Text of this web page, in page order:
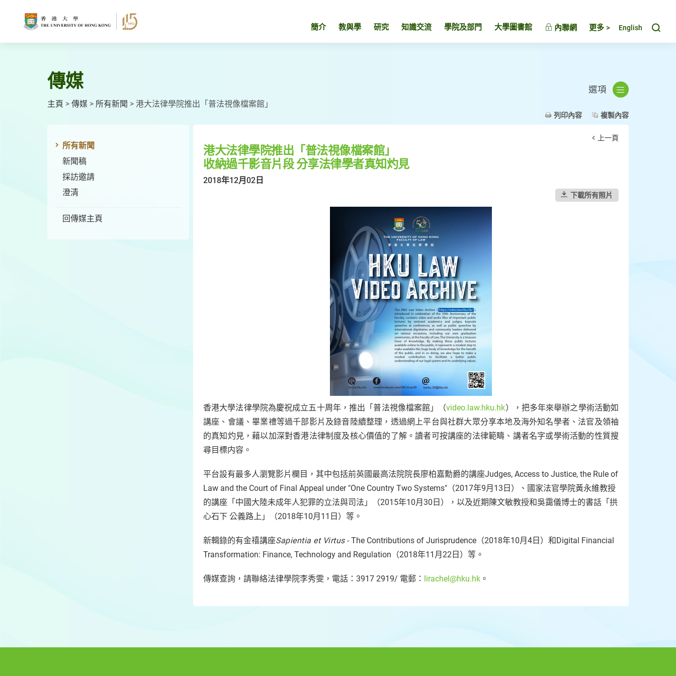
簡介 教與學 研究 知識交流 學院及部門 大學圖書館 內聯網 更多 > English
傳媒
主頁 > 傳媒 > 所有新聞 > 港大法律學院推出「普法視像檔案館」
選項
列印內容 複製內容
所有新聞
新聞稿
採訪邀請
澄清
回傳媒主頁
上一頁
港大法律學院推出「普法視像檔案館」
收納過千影音片段 分享法律學者真知灼見
2018年12月02日
下載所有照片
香港大學法律學院為慶祝成立五十周年，推出「普法視像檔案館」（video.law.hku.hk），把多年來舉辦之學術活動如
講座、會議、畢業禮等過千部影片及錄音陸續整理，透過網上平台與社群大眾分享本地及海外知名學者、法官及領袖
的真知灼見，藉以加深對香港法律制度及核心價值的了解。讀者可按講座的法律範疇、講者名字或學術活動的性質搜
尋目標内容。
平台設有最多人瀏覽影片欄目，其中包括前英國最高法院院長廖柏嘉勳爵的講座Judges, Access to Justice, the Rule of
Law and the Court of Final Appeal under "One Country Two Systems"（2017年9月13日）、國家法官學院黃永維教授
的講座「中國大陸未成年人犯罪的立法與司法」（2015年10月30日），以及近期陳文敏教授和吳靄儀博士的書話「拱
心石下 公義路上」（2018年10月11日）等。
新輯錄的有金禧講座Sapientia et Virtus- The Contributions of Jurisprudence（2018年10月4日）和Digital Financial
Transformation: Finance, Technology and Regulation（2018年11月22日）等。
傳媒查詢，請聯絡法律學院李秀雯，電話：3917 2919/ 電郵： lirachel@hku.hk 。